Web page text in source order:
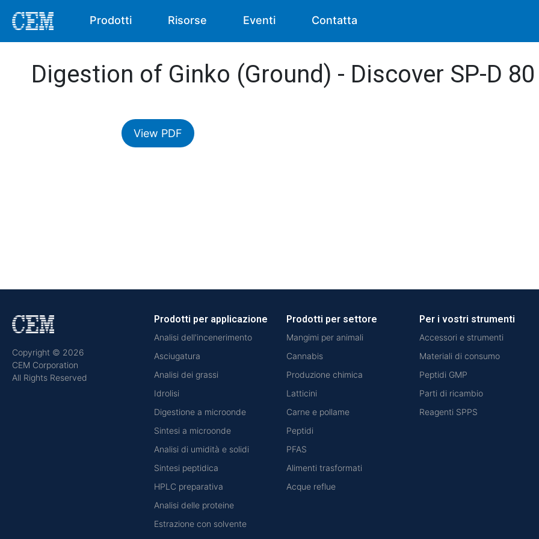
Prodotti Risorse Eventi Contatta
Digestion of Ginko (Ground) - Discover SP-D 80
View PDF
Copyright © 2026
CEM Corporation
All Rights Reserved
Prodotti per applicazione
Analisi dell'incenerimento
Asciugatura
Analisi dei grassi
Idrolisi
Digestione a microonde
Sintesi a microonde
Analisi di umidità e solidi
Sintesi peptidica
HPLC preparativa
Analisi delle proteine
Estrazione con solvente
Prodotti per settore
Mangimi per animali
Cannabis
Produzione chimica
Latticini
Carne e pollame
Peptidi
PFAS
Alimenti trasformati
Acque reflue
Per i vostri strumenti
Accessori e strumenti
Materiali di consumo
Peptidi GMP
Parti di ricambio
Reagenti SPPS